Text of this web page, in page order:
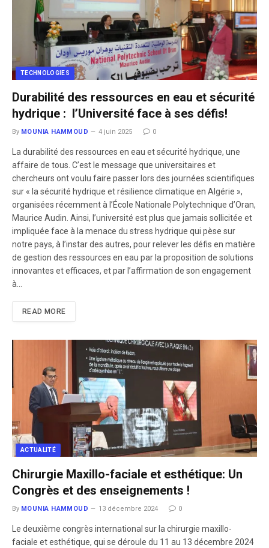
TECHNOLOGIES
Durabilité des ressources en eau et sécurité
hydrique : l’Université face à ses défis!
By MOUNIA HAMMOUD 4 juin 2025 0
La durabilité des ressources en eau et sécurité hydrique, une
affaire de tous. C’est le message que universitaires et
chercheurs ont voulu faire passer lors des journées scientifiques
sur « la sécurité hydrique et résilience climatique en Algérie »,
organisées récemment à l’École Nationale Polytechnique d’Oran,
Maurice Audin. Ainsi, l’université est plus que jamais sollicitée et
impliquée face à la menace du stress hydrique qui pèse sur
notre pays, à l’instar des autres, pour relever les défis en matière
de gestion des ressources en eau par la proposition de solutions
innovantes et efficaces, et par l’affirmation de son engagement
à…
READ MORE
ACTUALITÉ
Chirurgie Maxillo-faciale et esthétique: Un
Congrès et des enseignements !
By MOUNIA HAMMOUD 13 décembre 2024 0
Le deuxième congrès international sur la chirurgie maxillo-
faciale et esthétique, qui se déroule du 11 au 13 décembre 2024